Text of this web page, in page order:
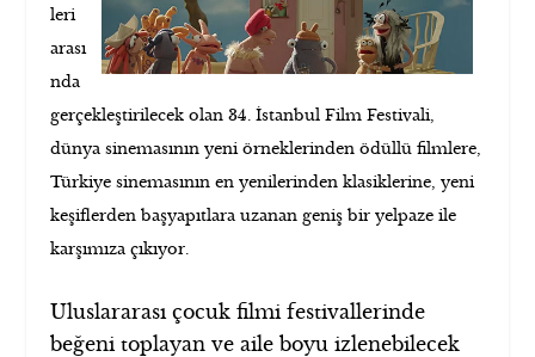
leri
arası
nda
gerçekleştirilecek olan34. İstanbul Film Festivali,
dünya sinemasının yeni örneklerinden ödüllü filmlere,
Türkiye sinemasının en yenilerinden klasiklerine, yeni
keşiflerden başyapıtlara uzanan geniş bir yelpaze ile
karşımıza çıkıyor.
Uluslararası çocuk filmi festivallerinde
beğeni toplayan ve aile boyu izlenebilecek